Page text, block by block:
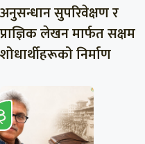
अनुसन्धान सुपरिवेक्षण र
प्राज्ञिक लेखन मार्फत सक्षम
शोधार्थीहरूको निर्माण